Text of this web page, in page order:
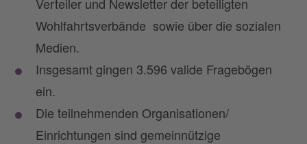
Wohlfahrtsverbände sowie über die sozialen
Medien.
Insgesamt gingen 3.596 valide Fragebögen
ein.
Die teilnehmenden Organisationen/
Einrichtungen sind gemeinnützige